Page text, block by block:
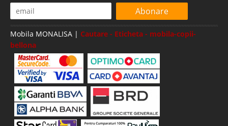
Abonare
Mobila MONALISA | Cautare - Eticheta - mobila-copii-
bellona